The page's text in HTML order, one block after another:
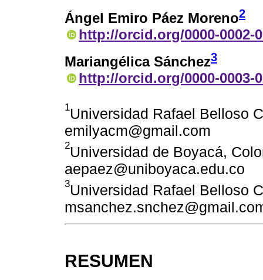
Ángel Emiro Páez Moreno2
http://orcid.org/0000-0002-
Mariangélica Sánchez3
http://orcid.org/0000-0003-
1Universidad Rafael Belloso
emilyacm@gmail.com
2Universidad de Boyacá,
aepaez@uniboyaca.edu.co
3Universidad Rafael Belloso
RESUMEN